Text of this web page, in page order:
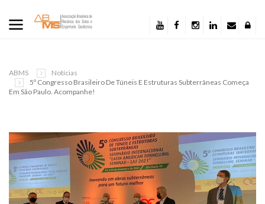
ABMS
Notícias
5º Congresso Brasileiro De Túneis E Estruturas Subterrâneas Começa
Em São Paulo. Acompanhe!